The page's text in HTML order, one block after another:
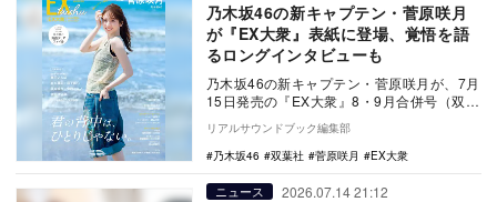
乃木坂46の新キャプテン・菅原咲月
が『EX大衆』表紙に登場、覚悟を語
るロングインタビューも
乃木坂46の新キャプテン・菅原咲月が、7月
15日発売の『EX大衆』8・9月合併号（双葉
社）の表紙巻頭に登場。「あの頃の夏と、
新し…
リアルサウンドブック編集部
乃木坂46
双葉社 菅原咲月 EX大衆
ニュース 2026.07.14 21:12